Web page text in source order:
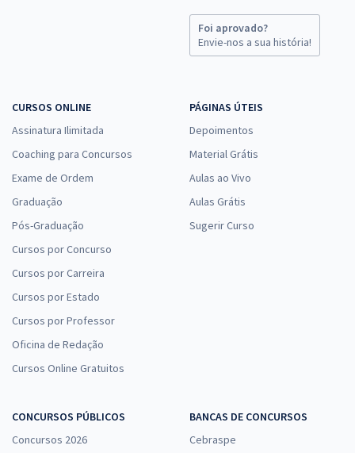
Foi aprovado?
Envie-nos a sua história!
CURSOS ONLINE
Assinatura Ilimitada
Coaching para Concursos
Exame de Ordem
Graduação
Pós-Graduação
Cursos por Concurso
Cursos por Carreira
Cursos por Estado
Cursos por Professor
Oficina de Redação
Cursos Online Gratuitos
PÁGINAS ÚTEIS
Depoimentos
Material Grátis
Aulas ao Vivo
Aulas Grátis
Sugerir Curso
CONCURSOS PÚBLICOS
Concursos 2026
BANCAS DE CONCURSOS
Cebraspe